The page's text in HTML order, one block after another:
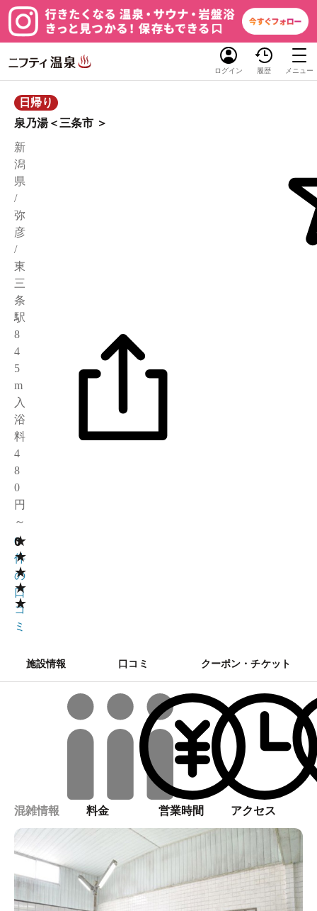
ログイン 履歴 メニュー
日帰り
泉乃湯＜三条市 ＞
新
潟
県
/
弥
彦
/
東
三
条
駅
8
4
5
m
入
浴
料
4
8
0
円
～
★
★
★
★
★
0
0
件
の
口
コ
ミ
施設情報 口コミ クーポン・チケット
混雑情報 料金 営業時間 アクセス